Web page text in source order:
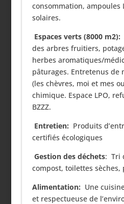
consommation, ampoules
solaires.
Espaces verts (8000 m2):
des arbres fruitiers,
herbes aromatiques/
pâturages. Entretenus de
(les chèvres, moi et mes
chimique. Espace LPO,
BZZZ.
Entretien: Produits
certifiés écologiques
Gestion des déchets: Tri
compost, toilettes
Alimentation: Une
et respectueuse de